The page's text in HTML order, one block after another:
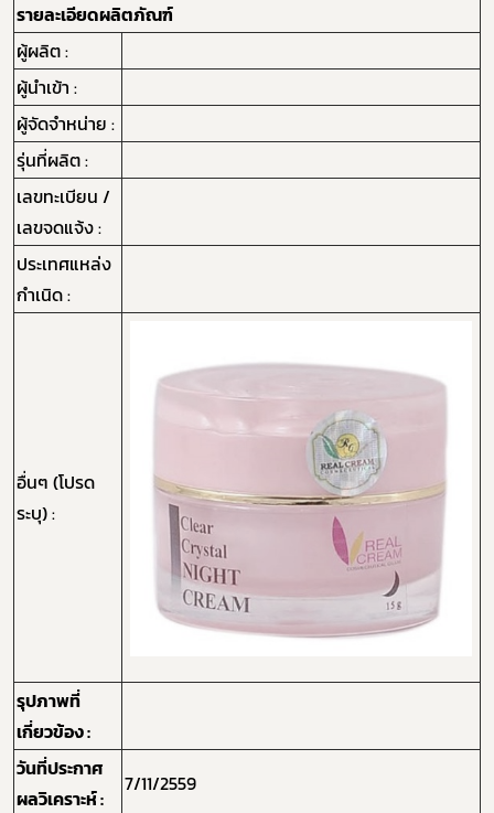
รายละเอียดผลิตภัณฑ์
ผู้ผลิต :
ผู้นำเข้า :
ผู้จัดจำหน่าย :
รุ่นที่ผลิต :
เลขทะเบียน /
เลขจดแจ้ง :
ประเทศแหล่ง
กำเนิด :
อื่นๆ (โปรด
ระบุ) :
รุปภาพที่
เกี่ยวข้อง :
วันที่ประกาศ
ผลวิเคราะห์ :
7/11/2559
Subscribe
เลือกหัวข้อที่ท่านต้องการ Subscribe